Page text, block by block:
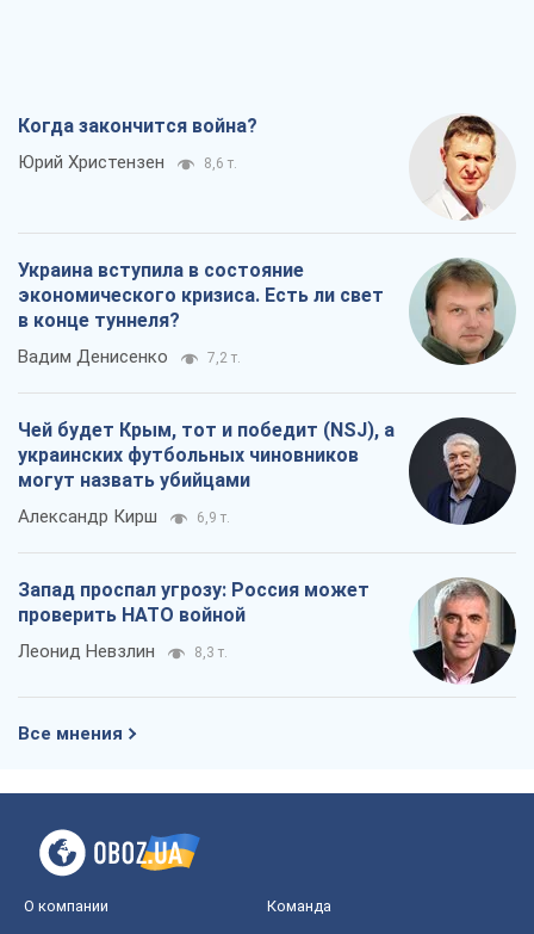
Когда закончится война?
Юрий Христензен 8,6 т.
Украина вступила в состояние
экономического кризиса. Есть ли свет
в конце туннеля?
Вадим Денисенко 7,2 т.
Чей будет Крым, тот и победит (NSJ), а
украинских футбольных чиновников
могут назвать убийцами
Александр Кирш 6,9 т.
Запад проспал угрозу: Россия может
проверить НАТО войной
Леонид Невзлин 8,3 т.
Все мнения
О компании Команда